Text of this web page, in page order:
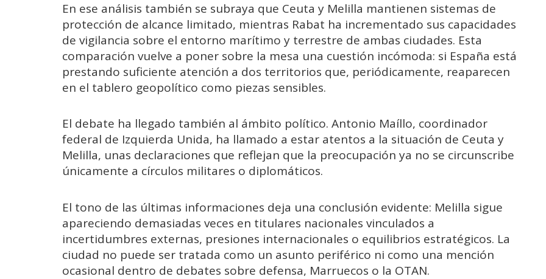
En ese análisis también se subraya que Ceuta y Melilla mantienen sistemas de
protección de alcance limitado, mientras Rabat ha incrementado sus capacidades
de vigilancia sobre el entorno marítimo y terrestre de ambas ciudades. Esta
comparación vuelve a poner sobre la mesa una cuestión incómoda: si España está
prestando suficiente atención a dos territorios que, periódicamente, reaparecen
en el tablero geopolítico como piezas sensibles.
El debate ha llegado también al ámbito político. Antonio Maíllo, coordinador
federal de Izquierda Unida, ha llamado a estar atentos a la situación de Ceuta y
Melilla, unas declaraciones que reflejan que la preocupación ya no se circunscribe
únicamente a círculos militares o diplomáticos.
El tono de las últimas informaciones deja una conclusión evidente: Melilla sigue
apareciendo demasiadas veces en titulares nacionales vinculados a
incertidumbres externas, presiones internacionales o equilibrios estratégicos. La
ciudad no puede ser tratada como un asunto periférico ni como una mención
ocasional dentro de debates sobre defensa, Marruecos o la OTAN.